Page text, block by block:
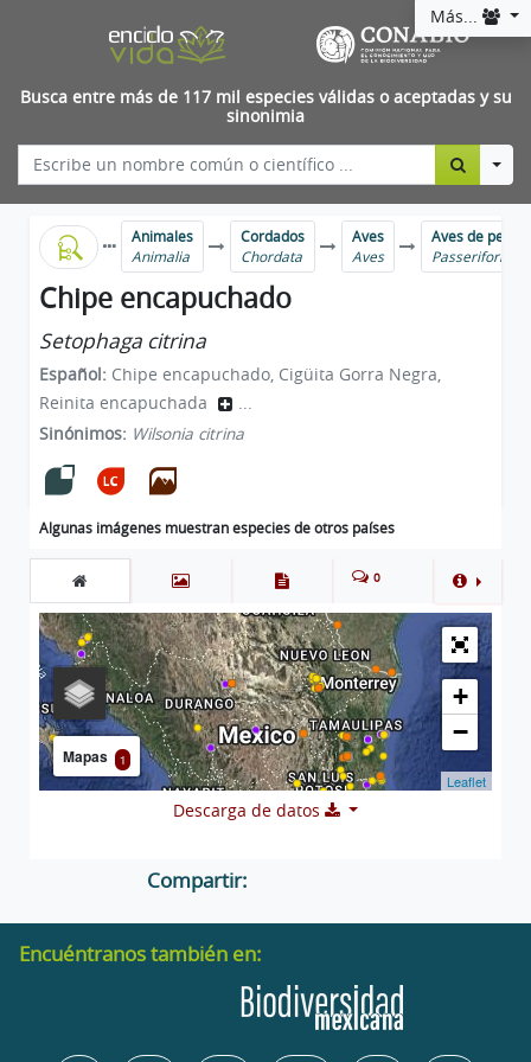
Más...
Busca entre más de 117 mil especies válidas o aceptadas y su
sinonimia
Animales
Animalia
Cordados
Chordata
Aves
Aves
Aves de
Passeriformes
Chipe encapuchado
Setophaga citrina
Español: Chipe encapuchado, Cigüita Gorra Negra,
Reinita encapuchada
...
Sinónimos: Wilsonia citrina
Algunas imágenes muestran especies de otros países
0
+
−
Mapas 1
Leaflet
Descarga de datos
Compartir:
Encuéntranos también en: